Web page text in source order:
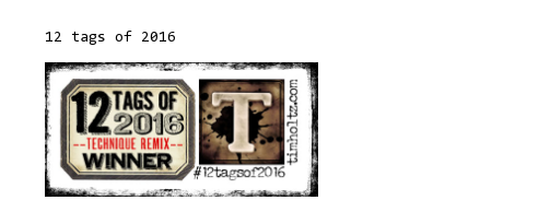
12 tags of 2016